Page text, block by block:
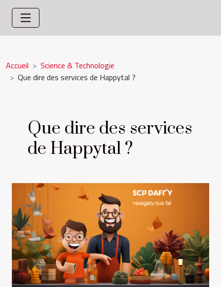
Accueil
Science & Technologie
Que dire des services de Happytal ?
Que dire des services
de Happytal ?